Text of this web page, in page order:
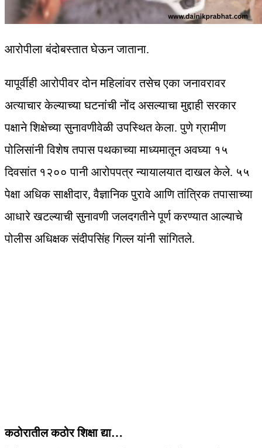
आरोपीला बंदोबस्तात घेऊन जाताना.
यापूर्वीही आरोपीवर दोन महिलांवर तसेच एका जनावरावर
अत्याचार केल्याच्या घटनांची नोंद असल्याचा मुद्दाही सरकार
पक्षाने शिक्षेच्या सुनावणीवेळी उपस्थित केला. पुणे ग्रामीण
पोलिसांनी विशेष तपास पथकाच्या माध्यमातून अवघ्या १५
दिवसांत १२०० पानी आरोपपत्र न्यायालयात दाखल केले. ५५
पेक्षा अधिक साक्षीदार, वैज्ञानिक पुरावे आणि तांत्रिक तपासाच्या
आधारे खटल्याची सुनावणी जलदगतीने पूर्ण करण्यात आल्याचे
पोलीस अधिक्षक संदीपसिंह गिल्ल यांनी सांगितले.
कठोरातील कठोर शिक्षा द्या…